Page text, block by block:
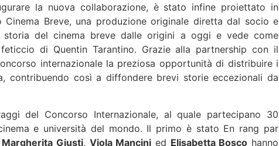
la nuova collaborazione, è stato infine proiettato in
Breve, una produzione originale diretta dal socio e
del cinema breve dalle origini a oggi e vede come
di Quentin Tarantino. Grazie alla partnership con il
internazionale la preziosa opportunità di distribuire i
contribuendo così a diffondere brevi storie eccezionali da
del Concorso Internazionale, al quale partecipano 30
e università del mondo. Il primo è stato En rang par
Margherita Giusti, Viola Mancini ed Elisabetta Bosco hanno